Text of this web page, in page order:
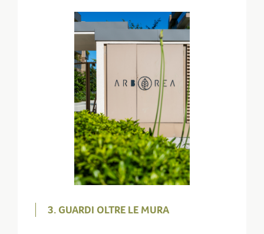
3. GUARDI OLTRE LE MURA